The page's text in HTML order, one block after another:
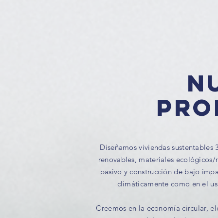
Diseñamos viviendas sustentables
renovables, materiales
pasivo y construcción de bajo
climáticamente como en el
Creemos en la economía circular,